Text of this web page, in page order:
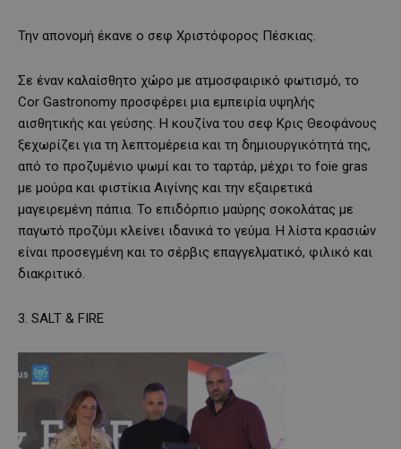
Την απονομή έκανε ο σεφ Χριστόφορος Πέσκιας.
Σε έναν καλαίσθητο χώρο με ατμοσφαιρικό φωτισμό, το
Cor Gastronomy προσφέρει μια εμπειρία υψηλής
αισθητικής και γεύσης. Η κουζίνα του σεφ Κρις Θεοφάνους
ξεχωρίζει για τη λεπτομέρεια και τη δημιουργικότητά της,
από το προζυμένιο ψωμί και το ταρτάρ, μέχρι το foie gras
με μούρα και φιστίκια Αιγίνης και την εξαιρετικά
μαγειρεμένη πάπια. Το επιδόρπιο μαύρης σοκολάτας με
παγωτό προζύμι κλείνει ιδανικά το γεύμα. Η λίστα κρασιών
είναι προσεγμένη και το σέρβις επαγγελματικό, φιλικό και
διακριτικό.
3. SALT & FIRE